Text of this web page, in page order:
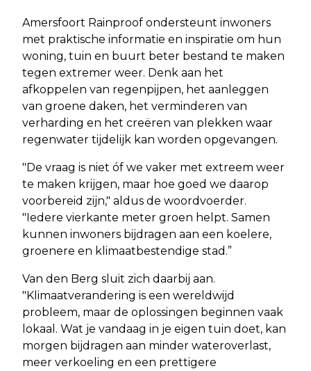
Amersfoort Rainproof ondersteunt inwoners
met praktische informatie en inspiratie om hun
woning, tuin en buurt beter bestand te maken
tegen extremer weer. Denk aan het
afkoppelen van regenpijpen, het aanleggen
van groene daken, het verminderen van
verharding en het creëren van plekken waar
regenwater tijdelijk kan worden opgevangen.
"De vraag is niet óf we vaker met extreem weer
te maken krijgen, maar hoe goed we daarop
voorbereid zijn," aldus de woordvoerder.
"Iedere vierkante meter groen helpt. Samen
kunnen inwoners bijdragen aan een koelere,
groenere en klimaatbestendige stad.”
Van den Berg sluit zich daarbij aan.
"Klimaatverandering is een wereldwijd
probleem, maar de oplossingen beginnen vaak
lokaal. Wat je vandaag in je eigen tuin doet, kan
morgen bijdragen aan minder wateroverlast,
meer verkoeling en een prettigere